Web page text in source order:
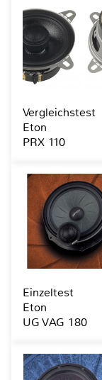
Vergleichstest
Eton
PRX 110
Einzeltest
Eton
UG VAG 180